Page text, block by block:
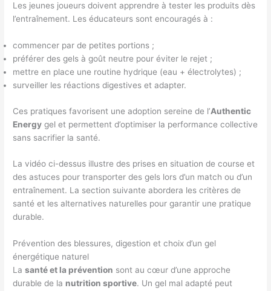
Les jeunes joueurs doivent apprendre à tester les produits dès
l’entraînement. Les éducateurs sont encouragés à :
commencer par de petites portions ;
préférer des gels à goût neutre pour éviter le rejet ;
mettre en place une routine hydrique (eau + électrolytes) ;
surveiller les réactions digestives et adapter.
Ces pratiques favorisent une adoption sereine de l’Authentic
Energy gel et permettent d’optimiser la performance collective
sans sacrifier la santé.
La vidéo ci-dessus illustre des prises en situation de course et
des astuces pour transporter des gels lors d’un match ou d’un
entraînement. La section suivante abordera les critères de
santé et les alternatives naturelles pour garantir une pratique
durable.
Prévention des blessures, digestion et choix d’un gel
énergétique naturel
Lasanté et la prévention sont au cœur d’une approche
durable de la nutrition sportive. Un gel mal adapté peut